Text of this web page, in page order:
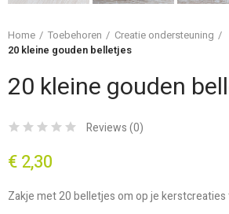
Home Toebehoren
Creatie ondersteuning
20 kleine gouden belletjes
20 kleine gouden
Reviews (0)
€ 2,30
Zakje met 20 belletjes om op je